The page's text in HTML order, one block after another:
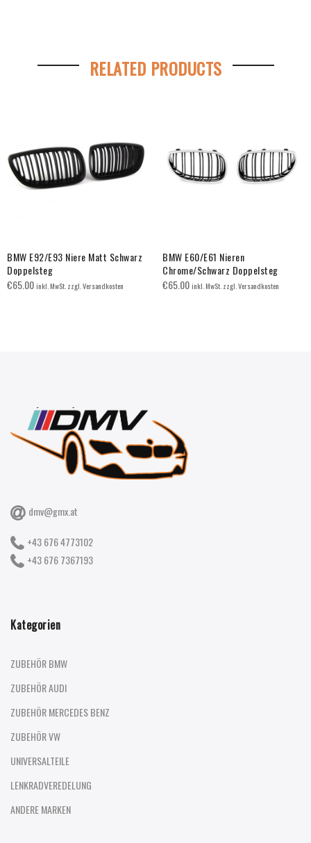
RELATED PRODUCTS
BMW E92/E93 Niere Matt Schwarz
Doppelsteg
€65.00inkl. MwSt. zzgl. Versandkosten
BMW E60/E61 Nieren
Chrome/Schwarz Doppelsteg
€65.00inkl. MwSt. zzgl. Versandkosten
dmv@gmx.at
+43 676 4773102
+43 676 7367193
Kategorien
ZUBEHÖR BMW
ZUBEHÖR AUDI
ZUBEHÖR MERCEDES BENZ
ZUBEHÖR VW
UNIVERSALTEILE
LENKRADVEREDELUNG
ANDERE MARKEN